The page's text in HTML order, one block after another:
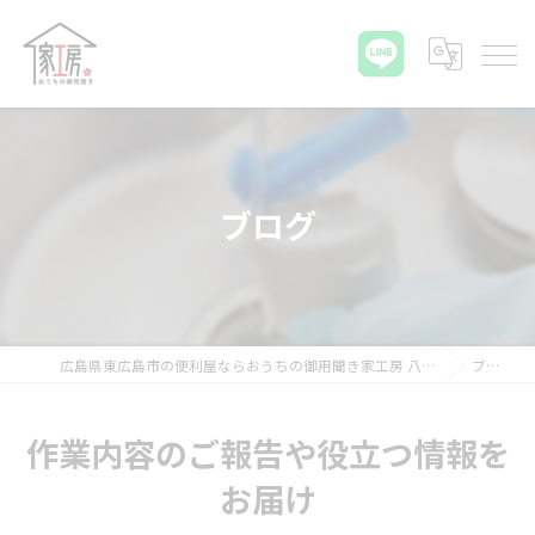
ブログ
広島県東広島市の便利屋ならおうちの御用聞き家工房 八本松店 ブログ
作業内容のご報告や役立つ情報を
お届け